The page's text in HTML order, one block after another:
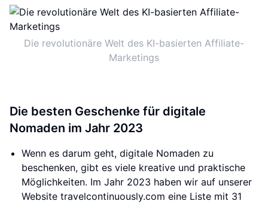
Die revolutionäre Welt des KI-basierten Affiliate-
Marketings
Die besten Geschenke für digitale
Nomaden im Jahr 2023
Wenn es darum geht, digitale Nomaden zu
beschenken, gibt es viele kreative und praktische
Möglichkeiten. Im Jahr 2023 haben wir auf unserer
Website travelcontinuously.com eine Liste mit 31